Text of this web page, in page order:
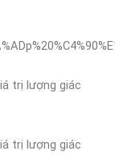
trị lượng giác
trị lượng giác